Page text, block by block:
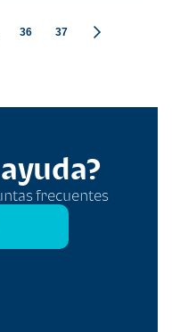
36 37
frecuentes